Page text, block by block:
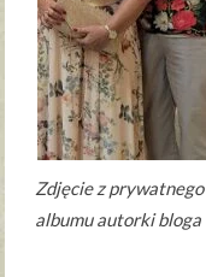
Zdjęcie z prywatnego
albumu autorki bloga